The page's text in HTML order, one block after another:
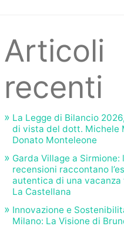
Articoli
recenti
La Legge di Bilancio
di vista del dott. Michele
Donato Monteleone
Garda Village a Sirmione:
recensioni raccontano
autentica di una vacanza
La Castellana
Innovazione e
Milano: La Visione di